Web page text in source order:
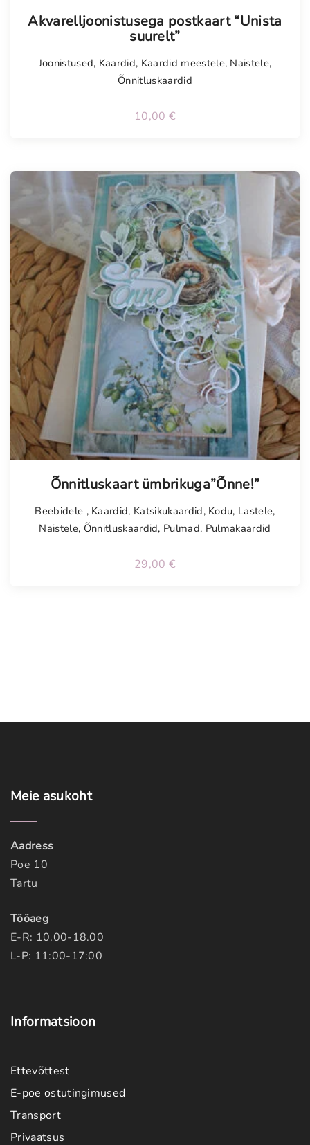
Akvarelljoonistusega postkaart “Unista
suurelt”
Joonistused, Kaardid, Kaardid meestele, Naistele,
Õnnitluskaardid
10,00 €
Õnnitluskaart ümbrikuga”Õnne!”
Beebidele , Kaardid, Katsikukaardid, Kodu, Lastele,
Naistele, Õnnitluskaardid, Pulmad, Pulmakaardid
29,00 €
Meie asukoht
Aadress
Poe 10
Tartu
Tööaeg
E-R: 10.00-18.00
L-P: 11:00-17:00
Informatsioon
Ettevõttest
E-poe ostutingimused
Transport
Privaatsus